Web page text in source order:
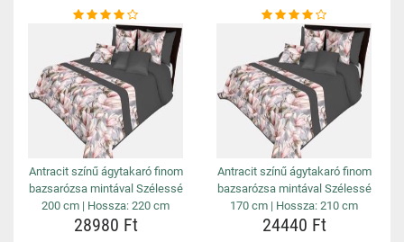
Antracit színű ágytakaró finom
bazsarózsa mintával Szélessé
200 cm | Hossza: 220 cm
28980 Ft
Antracit színű ágytakaró finom
bazsarózsa mintával Szélessé
170 cm | Hossza: 210 cm
24440 Ft